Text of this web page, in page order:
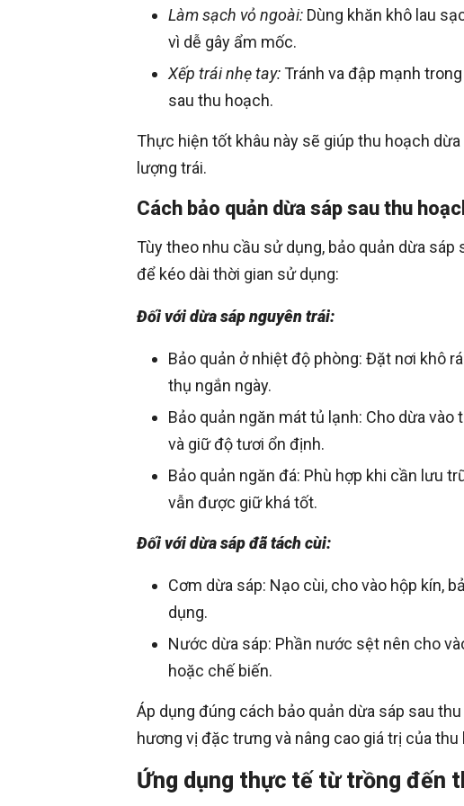
Làm sạch vỏ ngoài: Dùng khăn khô lau
vì dễ gây ẩm mốc.
Xếp trái nhẹ tay:Tránh va đập mạnh
sau thu hoạch.
Thực hiện tốt khâu này sẽ giúp thu hoạch
lượng trái.
Cách bảo quản dừa sáp sau thu
Tùy theo nhu cầu sử dụng, bảo quản dừa
để kéo dài thời gian sử dụng:
Đối với dừa sáp nguyên trái:
Bảo quản ở nhiệt độ phòng: Đặt nơi khô
thụ ngắn ngày.
Bảo quản ngăn mát tủ lạnh: Cho dừa
và giữ độ tươi ổn định.
Bảo quản ngăn đá: Phù hợp khi cần lưu
vẫn được giữ khá tốt.
Đối với dừa sáp đã tách cùi:
Cơm dừa sáp: Nạo cùi, cho vào hộp kín,
dụng.
Nước dừa sáp: Phần nước sệt nên cho
hoặc chế biến.
Áp dụng đúng cách bảo quản dừa sáp sau
hương vị đặc trưng và nâng cao giá trị của thu
Ứng dụng thực tế từ trồng đến